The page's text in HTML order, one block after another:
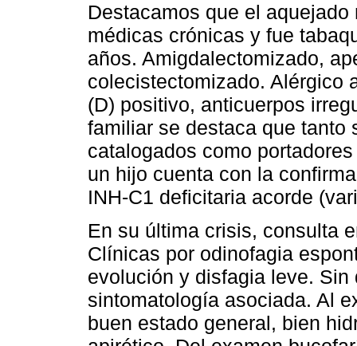
Destacamos que el
médicas crónicas y fue
años. Amigdalectomizado,
colecistectomizado. Alérgico
(D) positivo, anticuerpos
familiar se destaca que tanto
catalogados como
un hijo cuenta con la
INH-C1 deficitaria acorde
En su última crisis, consulta
Clínicas por odinofagia
evolución y disfagia leve.
sintomatología asociada. Al
buen estado general, bien